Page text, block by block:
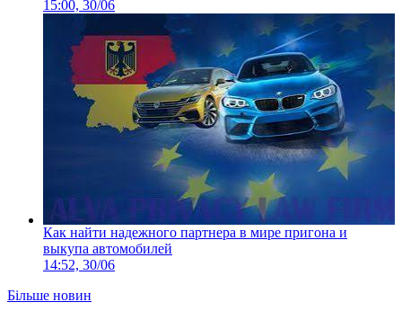
15:00, 30/06
Как найти надежного партнера в мире пригона и
выкупа автомобилей
14:52, 30/06
Більше новин